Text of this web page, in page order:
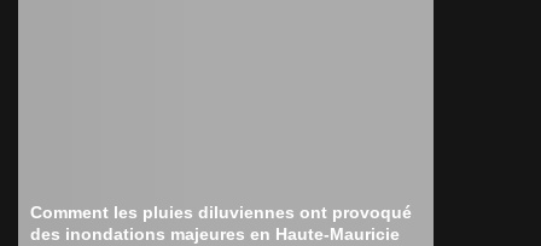
Comment les pluies diluviennes ont provoqué
des inondations majeures en Haute-Mauricie